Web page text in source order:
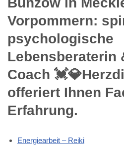
Vorpommern:
psychologische
Lebensberaterin
Coach
offeriert Ihnen
Erfahrung.
Energiearbeit – Reiki